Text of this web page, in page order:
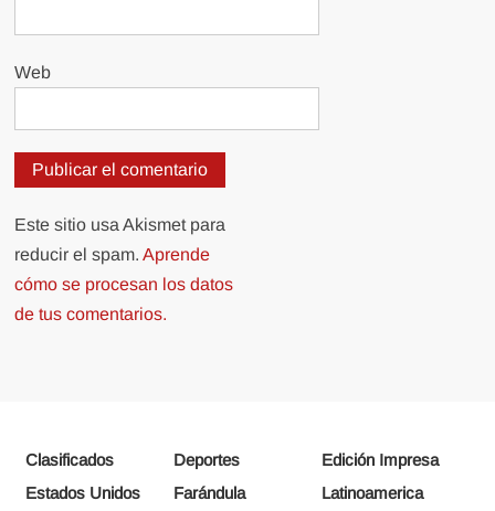
Web
Este sitio usa Akismet para
reducir el spam.Aprende
cómo se procesan los datos
de tus comentarios.
Clasificados Deportes
Edición Impresa
Estados Unidos
Farándula Latinoamerica